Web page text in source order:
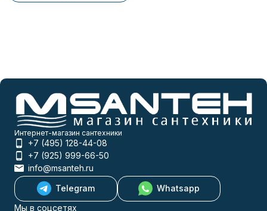
Интернет-магазин сантехники
+7 (495) 128-44-08
+7 (925) 999-66-50
info@msanteh.ru
Telegram
Whatsapp
Мы в соцсетях